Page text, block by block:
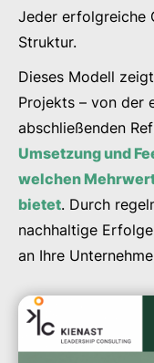
Jeder erfolgreiche
Struktur.
Dieses Modell
Projekts – von der
abschließenden
Umsetzung und
welchen
bietet. Durch
nachhaltige
an Ihre